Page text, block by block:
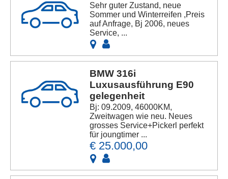
Sehr guter Zustand, neue
Sommer und Winterreifen ,Preis
auf Anfrage, Bj 2006, neues
Service, ...
BMW 316i
Luxusausführung E90
gelegenheit
Bj: 09.2009, 46000KM,
Zweitwagen wie neu. Neues
grosses Service+Pickerl perfekt
für joungtimer ...
€ 25.000,00